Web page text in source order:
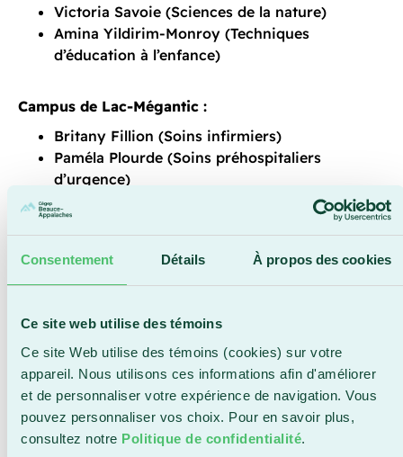
Consentement Détails À propos des cookies
Ce site web utilise des témoins
Ce site Web utilise des témoins (cookies) sur votre
appareil. Nous utilisons ces informations afin d'améliorer
et de personnaliser votre expérience de navigation. Vous
pouvez personnaliser vos choix. Pour en savoir plus,
consultez notre Politique de confidentialité.
Victoria Savoie (Sciences de la nature)
Amina Yildirim-Monroy (Techniques
d’éducation à l’enfance)
Campus de Lac-Mégantic :
Britany Fillion (Soins infirmiers)
Paméla Plourde (Soins préhospitaliers
d’urgence)
personnes étudiantes en provenance d’une autre
études collégiales au Cégep Beauce-Appalaches.
Elle est attribuée à une personne aux études
inscrite à temps plein dans un programme régulier
et résidant à plus de 80 kilomètres de son campus
ou en dehors de la région Chaudière-Appalaches.